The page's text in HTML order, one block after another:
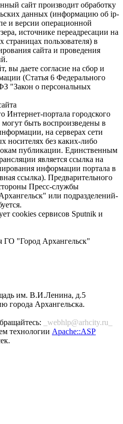
сайт производит обработку
данных (информацию об ip-
и версии операционной
источнике переадресации на
страницах пользователя) в
сайта и проведения
вы даете согласие на сбор и
(Статья 6 Федерального
"Закон о персональных
Интернет-портала городского
быть воспроизведены в
на серверах сети
без каких-либо
публикации. Единственным
является ссылка на
информации портала в
ссылка). Предварительного
Пресс-службы
или подразделений-
cookies сервисов Sputnik и
ГО "Город Архангельск"
им. В.И.Ленина, д.5
города Архангельска.
_webhlp@arhcity.ru_
технологии Apache::ASP